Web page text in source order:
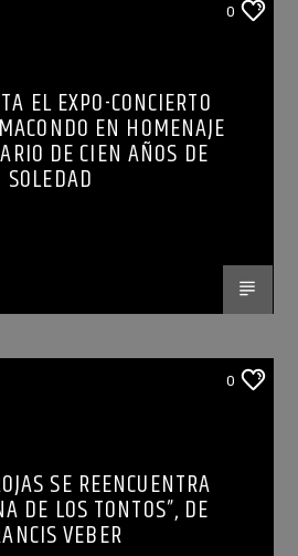
0
EL EXPO-CONCIERTO
EN HOMENAJE
DE CIEN AÑOS DE
SOLEDAD
0
SE REENCUENTRA
DE LOS TONTOS”, DE
VEBER